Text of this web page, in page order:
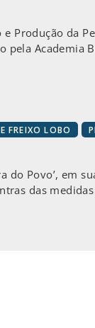
Produção da
Academia
FREIXO LOBO
do Povo’,
das